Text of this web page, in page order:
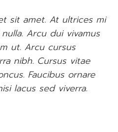
sit amet. At ultrices mi
Arcu dui vivamus
ut. Arcu cursus
nibh. Cursus vitae
Faucibus ornare
lacus sed viverra.